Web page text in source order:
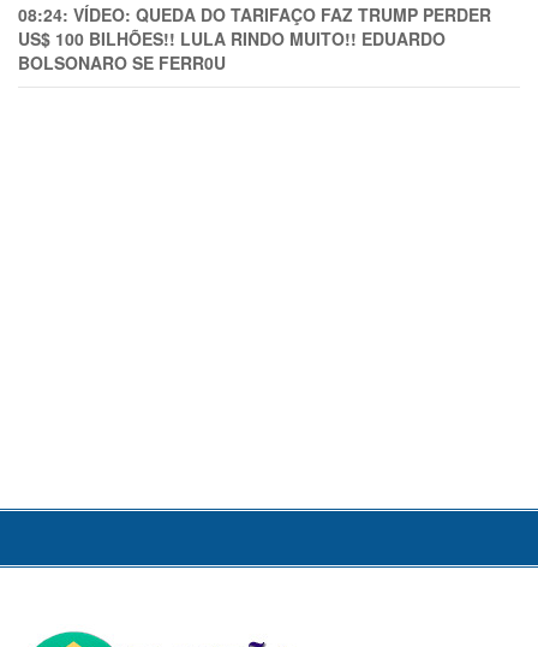
08:24: VÍDEO: QUEDA DO TARIFAÇO FAZ TRUMP PERDER
US$ 100 BILHÕES!! LULA RINDO MUITO!! EDUARDO
BOLSONARO SE FERR0U